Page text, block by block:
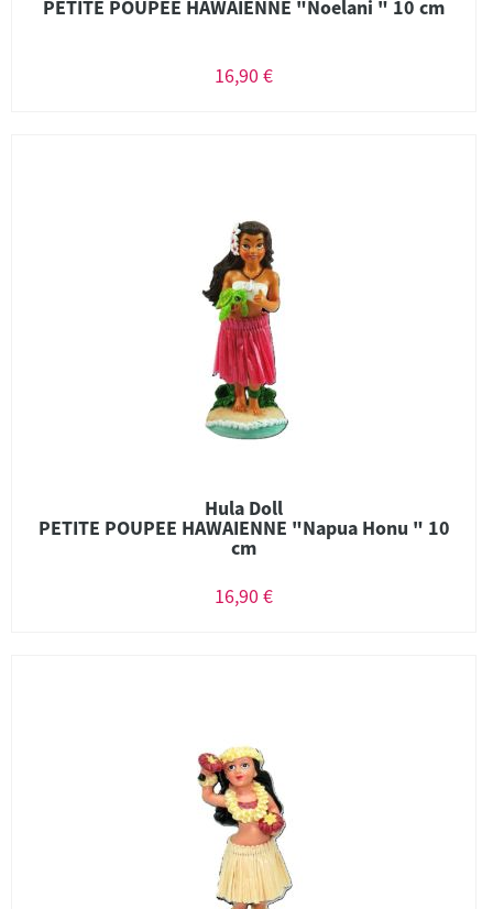
PETITE POUPEE HAWAIENNE "Noelani " 10 cm
16,90 €
Hula Doll
PETITE POUPEE HAWAIENNE "Napua Honu " 10
cm
16,90 €